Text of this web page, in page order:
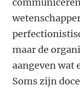
maar de
aangeven wat
Soms zijn